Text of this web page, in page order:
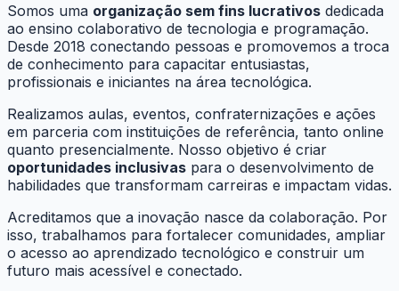
Somos uma organização sem fins lucrativos dedicada
ao ensino colaborativo de tecnologia e programação.
Desde 2018 conectando pessoas e promovemos a troca
de conhecimento para capacitar entusiastas,
profissionais e iniciantes na área tecnológica.
Realizamos aulas, eventos, confraternizações e ações
em parceria com instituições de referência, tanto online
quanto presencialmente. Nosso objetivo é criar
oportunidades inclusivas para o desenvolvimento de
habilidades que transformam carreiras e impactam vidas.
Acreditamos que a inovação nasce da colaboração. Por
isso, trabalhamos para fortalecer comunidades, ampliar
o acesso ao aprendizado tecnológico e construir um
futuro mais acessível e conectado.